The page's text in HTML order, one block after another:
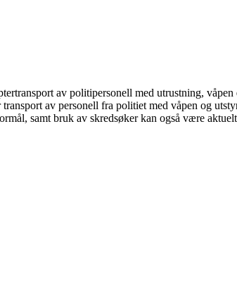
av politipersonell med utrustning,
av personell fra politiet med våpen og
samt bruk av skredsøker kan også være